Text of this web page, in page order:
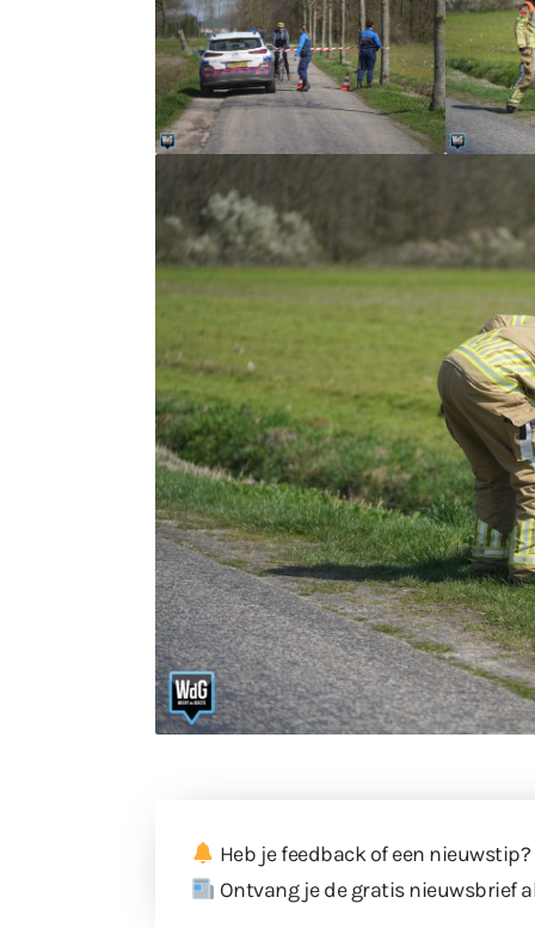
Heb je feedback of een nieuwstip?
Ontvang je de gratis nieuwsbrief